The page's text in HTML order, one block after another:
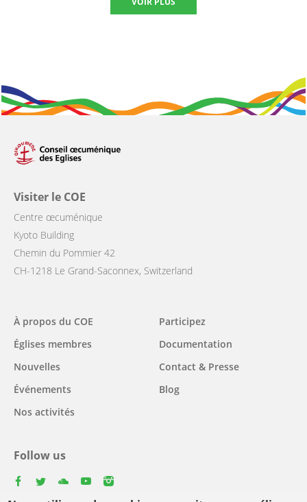
Visiter le COE
Centre œcuménique
Kyoto Building
Chemin du Pommier 42
CH-1218 Le Grand-Saconnex, Switzerland
Main
navigation
À propos du COE
Églises membres
Nouvelles
Événements
Nos activités
Participez
Documentation
Contact & Presse
Blog
Follow us